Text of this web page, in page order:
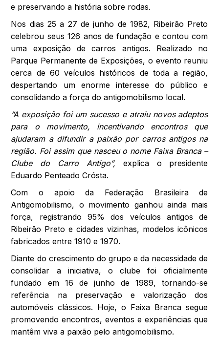
e preservando a história sobre rodas.
Nos dias 25 a 27 de junho de 1982, Ribeirão Preto
celebrou seus 126 anos de fundação e contou com
uma exposição de carros antigos. Realizado no
Parque Permanente de Exposições, o evento reuniu
cerca de 60 veículos históricos de toda a região,
despertando um enorme interesse do público e
consolidando a força do antigomobilismo local.
“A exposição foi um sucesso e atraiu novos adeptos
para o movimento, incentivando encontros que
ajudaram a difundir a paixão por carros antigos na
região. Foi assim que nasceu o nome Faixa Branca –
Clube do Carro Antigo”,explica o presidente
Eduardo Penteado Crósta.
Com o apoio da Federação Brasileira de
Antigomobilismo, o movimento ganhou ainda mais
força, registrando 95% dos veículos antigos de
Ribeirão Preto e cidades vizinhas, modelos icônicos
fabricados entre 1910 e 1970.
Diante do crescimento do grupo e da necessidade de
consolidar a iniciativa, o clube foi oficialmente
fundado em 16 de junho de 1989, tornando-se
referência na preservação e valorização dos
automóveis clássicos. Hoje, o Faixa Branca segue
promovendo encontros, eventos e experiências que
mantêm viva a paixão pelo antigomobilismo.